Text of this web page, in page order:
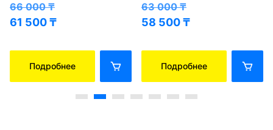
66 000₸
61 500₸
Подробнее
63 000₸
58 500₸
Подробнее